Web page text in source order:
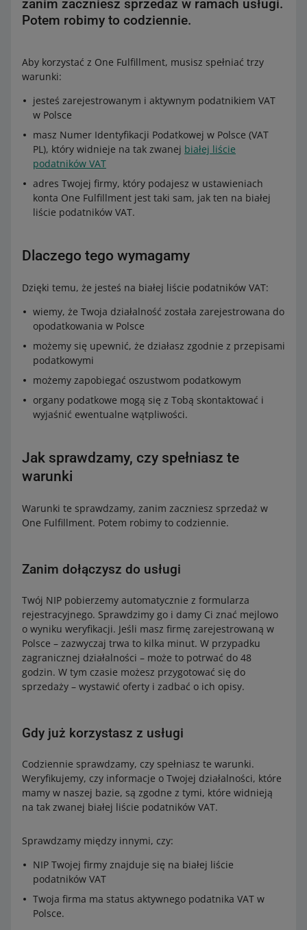
zanim zaczniesz sprzedaż w ramach usługi.
Potem robimy to codziennie.
Aby korzystać z One Fulfillment, musisz spełniać trzy
warunki:
jesteś zarejestrowanym i aktywnym podatnikiem VAT
w Polsce
masz Numer Identyfikacji Podatkowej w Polsce (VAT
PL), który widnieje na tak zwanej białej liście
podatników VAT
adres Twojej firmy, który podajesz w ustawieniach
konta One Fulfillment jest taki sam, jak ten na białej
liście podatników VAT.
Dlaczego tego wymagamy
Dzięki temu, że jesteś na białej liście podatników VAT:
wiemy, że Twoja działalność została zarejestrowana do
opodatkowania w Polsce
możemy się upewnić, że działasz zgodnie z przepisami
podatkowymi
możemy zapobiegać oszustwom podatkowym
organy podatkowe mogą się z Tobą skontaktować i
wyjaśnić ewentualne wątpliwości.
Jak sprawdzamy, czy spełniasz te
warunki
Warunki te sprawdzamy, zanim zaczniesz sprzedaż w
One Fulfillment. Potem robimy to codziennie.
Zanim dołączysz do usługi
Twój NIP pobierzemy automatycznie z formularza
rejestracyjnego. Sprawdzimy go i damy Ci znać mejlowo
o wyniku weryfikacji. Jeśli masz firmę zarejestrowaną w
Polsce – zazwyczaj trwa to kilka minut. W przypadku
zagranicznej działalności – może to potrwać do 48
godzin. W tym czasie możesz przygotować się do
sprzedaży – wystawić oferty i zadbać o ich opisy.
Gdy już korzystasz z usługi
Codziennie sprawdzamy, czy spełniasz te warunki.
Weryfikujemy, czy informacje o Twojej działalności, które
mamy w naszej bazie, są zgodne z tymi, które widnieją
na tak zwanej białej liście podatników VAT.
Sprawdzamy między innymi, czy:
NIP Twojej firmy znajduje się na białej liście
podatników VAT
Twoja firma ma status aktywnego podatnika VAT w
Polsce.